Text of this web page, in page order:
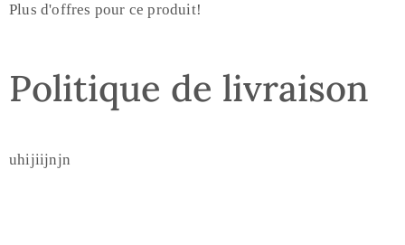
Plus d'offres pour ce produit!
Politique de livraison
uhijiijnjn